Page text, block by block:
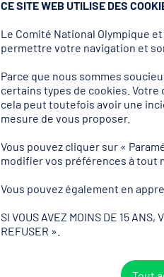
pictogrammes inspirés de l'art
lesquels rendaient hommage à
olympiques d'hiver ainsi que les
à la fois le mouvement des
entre le fond rouge et les traits
de Chine.
CE SITE WEB UTILISE DES
Le Comité National Olympique
permettre votre navigation et
Parce que nous sommes
certains types de cookies.
cela peut toutefois avoir une
mesure de vous proposer.
Vous pouvez cliquer sur «
modifier vos préférences à tout
Vous pouvez également en
SI VOUS AVEZ MOINS DE 15 ANS,
REFUSER ».